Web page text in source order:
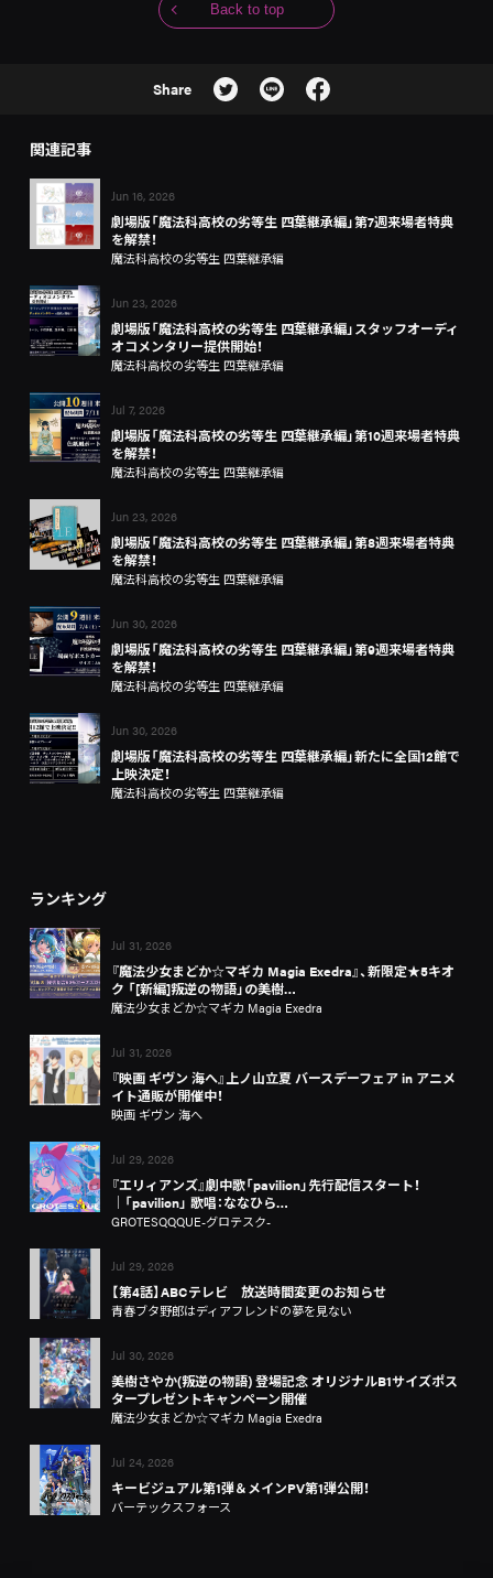
Back to top
Share
関連記事
Jun 16, 2026
劇場版「魔法科高校の劣等生 四葉継承編」第7週来場者特典
を解禁！
魔法科高校の劣等生 四葉継承編
Jun 23, 2026
劇場版「魔法科高校の劣等生 四葉継承編」スタッフオーディ
オコメンタリー提供開始！
魔法科高校の劣等生 四葉継承編
Jul 7, 2026
劇場版「魔法科高校の劣等生 四葉継承編」第10週来場者特典
を解禁！
魔法科高校の劣等生 四葉継承編
Jun 23, 2026
劇場版「魔法科高校の劣等生 四葉継承編」第8週来場者特典
を解禁！
魔法科高校の劣等生 四葉継承編
Jun 30, 2026
劇場版「魔法科高校の劣等生 四葉継承編」第9週来場者特典
を解禁！
魔法科高校の劣等生 四葉継承編
Jun 30, 2026
劇場版「魔法科高校の劣等生 四葉継承編」新たに全国12館で
上映決定！
魔法科高校の劣等生 四葉継承編
ランキング
Jul 31, 2026
『魔法少女まどか☆マギカ Magia Exedra』、新限定★5キオ
ク 「[新編]叛逆の物語」の美樹…
魔法少女まどか☆マギカ Magia Exedra
Jul 31, 2026
『映画 ギヴン 海へ』上ノ山立夏 バースデーフェア in アニメ
イト通販が開催中！
映画 ギヴン 海へ
Jul 29, 2026
『エリィアンズ』劇中歌「pavilion」先行配信スタート！
│「pavilion」 歌唱：ななひら…
GROTESQQQUE-グロテスク-
Jul 29, 2026
【第4話】ABCテレビ 放送時間変更のお知らせ
青春ブタ野郎はディアフレンドの夢を見ない
Jul 30, 2026
美樹さやか(叛逆の物語) 登場記念 オリジナルB1サイズポス
タープレゼントキャンペーン開催
魔法少女まどか☆マギカ Magia Exedra
Jul 24, 2026
キービジュアル第1弾＆メインPV第1弾公開！
バーテックスフォース